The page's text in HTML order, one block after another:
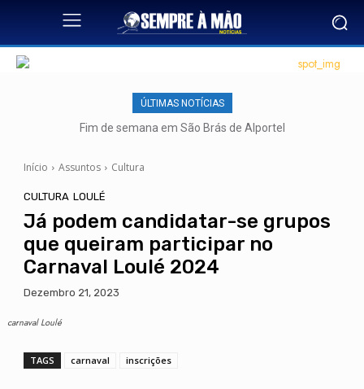
ÚLTIMAS NOTÍCIAS
Fim de semana em São Brás de Alportel
Início Assuntos Cultura
CULTURA LOULÉ
Já podem candidatar-se grupos
que queiram participar no
Carnaval Loulé 2024
Dezembro 21, 2023
carnaval Loulé
TAGS carnaval inscrições